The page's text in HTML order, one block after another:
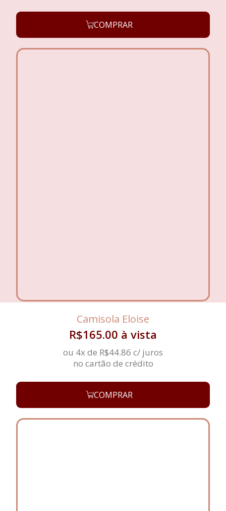
COMPRAR
Camisola Eloise
R$165.00 à vista
ou 4x de R$44.86 c/ juros
no cartão de crédito
COMPRAR